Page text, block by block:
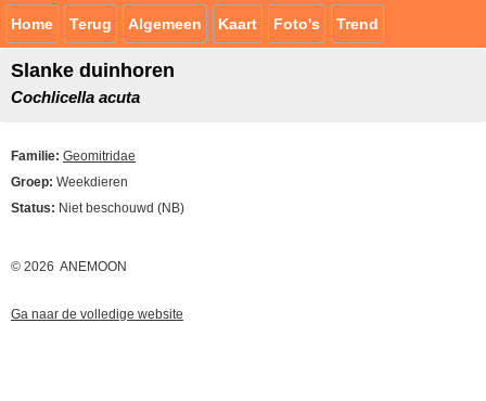
Home Terug Algemeen Kaart Foto's Trend
Slanke duinhoren
Cochlicella acuta
Familie: Geomitridae
Groep: Weekdieren
Status: Niet beschouwd (NB)
© 2026 ANEMOON
Ga naar de volledige website